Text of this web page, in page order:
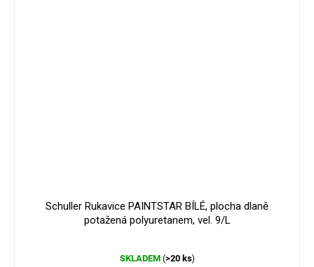
Schuller Rukavice PAINTSTAR BÍLÉ, plocha dlaně
potažená polyuretanem, vel. 9/L
hodnocení
SKLADEM (>20 ks)